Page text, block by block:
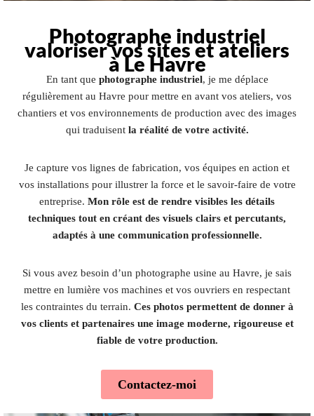
Photographe industriel
valoriser vos sites et ateliers
à Le Havre
En tant que photographe industriel, je me déplace
régulièrement au Havre pour mettre en avant vos ateliers, vos
chantiers et vos environnements de production avec des images
qui traduisent la réalité de votre activité.
Je capture vos lignes de fabrication, vos équipes en action et
vos installations pour illustrer la force et le savoir-faire de votre
entreprise. Mon rôle est de rendre visibles les détails
techniques tout en créant des visuels clairs et percutants,
adaptés à une communication professionnelle.
Si vous avez besoin d’un photographe usine au Havre, je sais
mettre en lumière vos machines et vos ouvriers en respectant
les contraintes du terrain. Ces photos permettent de donner à
vos clients et partenaires une image moderne, rigoureuse et
fiable de votre production.
Contactez-moi